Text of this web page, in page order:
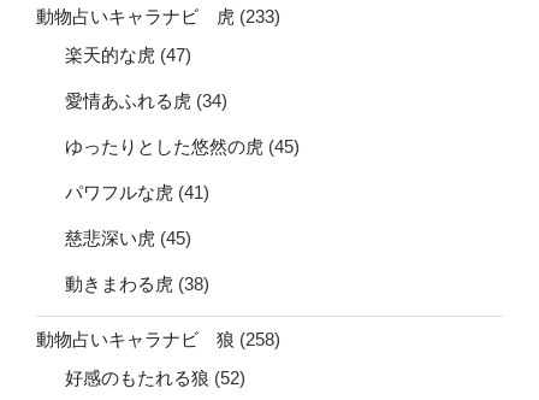
動物占いキャラナビ 虎 (233)
楽天的な虎 (47)
愛情あふれる虎 (34)
ゆったりとした悠然の虎 (45)
パワフルな虎 (41)
慈悲深い虎 (45)
動きまわる虎 (38)
動物占いキャラナビ 狼 (258)
好感のもたれる狼 (52)